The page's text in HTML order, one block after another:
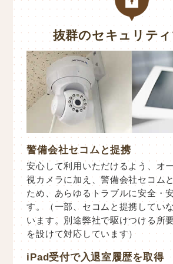
抜群のセキュリテ
警備会社セコムと提携
安心して利用いただけるよう、オ
視カメラに加え、警備会社セコム
ため、あらゆるトラブルに安全・
す。（一部、セコムと提携してい
います。別途弊社で駆けつける所
を設けて対応しています）
iPad受付で入退室履歴を取得